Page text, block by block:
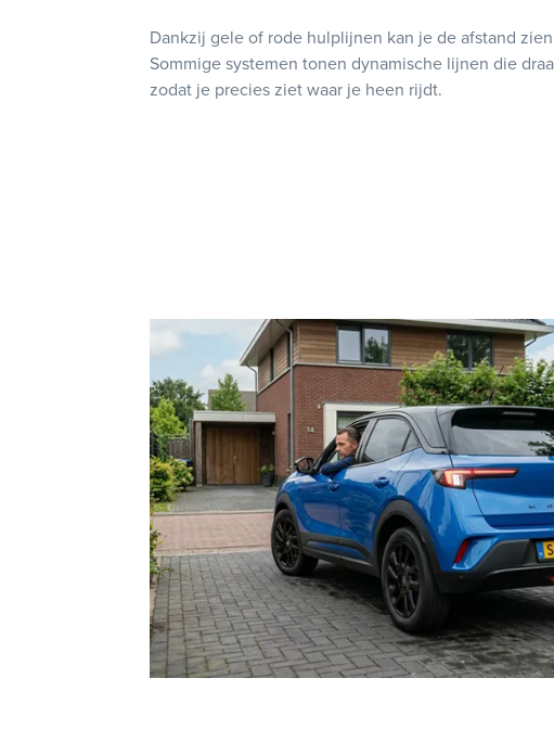
Dankzij gele of rode hulplijnen kan je de afstand
Sommige systemen tonen dynamische lijnen die
zodat je precies ziet waar je heen rijdt.